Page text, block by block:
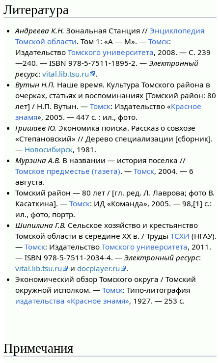
Литература
Андреева К.Н. Зональная Станция //Энциклопедия
Томской области. Том 1: «А — М». —Томск:
ИздательствоТомского университета, 2008. — С. 239
—240. — ISBN 978-5-7511-1895-2. —Электронный
ресурс:vital.lib.tsu.ru
.
Вутын Н.П. Наше время. Культура Томского района в
очерках, статьях и воспоминаниях [Томский район: 80
лет] / Н.П. Вутын. —Томск: Издательство «Красное
знамя», 2005. — 447 с. : ил., фото.
Гришаев Ю. Экономика поиска. Рассказ о совхозе
«Степановский» // Дерево специализации [сборник].
— Новосибирск, 1981.
Мурзина А.В. В названии — история посёлка //
Томское предместье (газета). —Томск, 2004. — 6
августа.
Томский район — 80 лет / [гл. ред. Л. Лаврова; фото В.
Касаткина]. —Томск: ИД «Команда», 2005. — 98,[1] с.:
ил., фото, портр.
Шипилина Г.В. Сельское хозяйство и крестьянство
Томской области в середине XX в. / ТрудыТСХИ (НГАУ).
—Томск: ИздательствоТомского университета, 2011.
— ISBN 978-5-7511-2034-4. —Электронный ресурс:
vital.lib.tsu.ru
и docplayer.ru
.
Экономический обзор Томского округа / Томский
окружной исполком. —Томск: Типо-литография
издательства «Красное знамя», 1927. — 253 с.
Примечания